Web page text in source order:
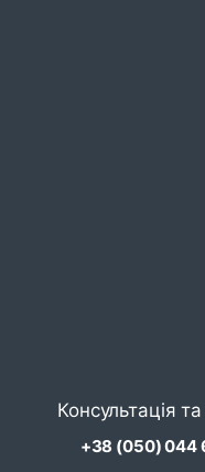
Консультація
+38 (050) 044